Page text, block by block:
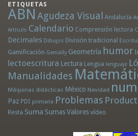
ETIQUETAS
ABN Agudeza Visual Andalucía
Artículo Calendario Comprensión lectora
Decimales Dibujos División tradicional
Gamificación Genially Geometría humor
lectoescritura Lectura Lengua lenguaje
Manualidades
Máquinas didácticas México Navidad
Paz PDI primaria Problemas
Resta Suma Sumas Valores vídeo